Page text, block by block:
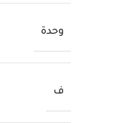
وحدة
ف